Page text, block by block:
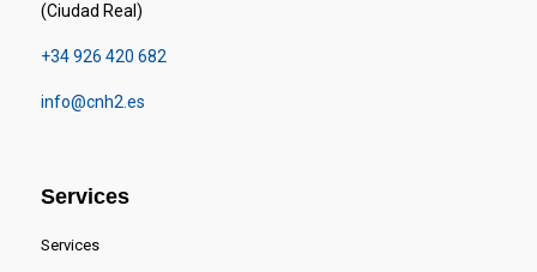
(Ciudad Real)
+34 926 420 682
info@cnh2.es
Services
Services